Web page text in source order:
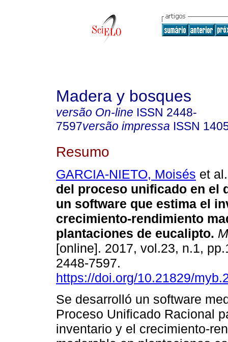
Madera y bosques
versão On-line ISSN 2448-
7597versão impressa ISSN
Resumo
GARCIA-NIETO, Moisés et al.
del proceso unificado en el
un software que estima el
crecimiento-rendimiento
plantaciones de eucalipto.
[online]. 2017, vol.23, n.1,
2448-7597.
https://doi.org/10.21829/
Se desarrolló un software
Proceso Unificado Racional
inventario y el crecimiento-